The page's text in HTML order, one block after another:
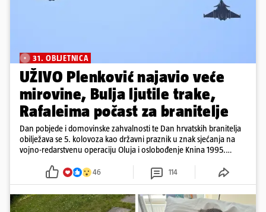
31. OBLJETNICA
UŽIVO Plenković najavio veće
mirovine, Bulja ljutile trake,
Rafaleima počast za branitelje
Dan pobjede i domovinske zahvalnosti te Dan hrvatskih branitelja
obilježava se 5. kolovoza kao državni praznik u znak sjećanja na
vojno-redarstvenu operaciju Oluja i oslobođenje Knina 1995.
46 114